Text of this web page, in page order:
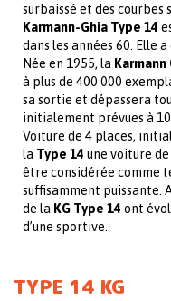
surbaissé et des courbes
Karmann-Ghia Type 14
dans les années 60. Elle
Née en 1955, la Karmann
à plus de 400 000
sa sortie et dépassera
initialement prévues à
Voiture de 4 places,
la Type 14 une voiture
être considérée comme
suffisamment puissante.
de la KG Type 14 ont
d’une sportive..
TYPE 14 KG